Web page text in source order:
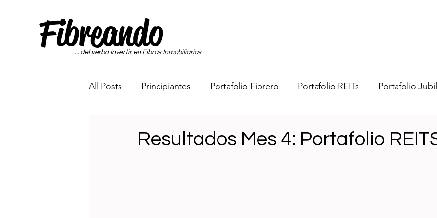
Fibreando
... del verbo Invertir en Fibras Inmobiliarias
All Posts Principiantes Portafolio Fibrero Portafolio REITs Portafolio
Resultados Mes 4: Portafolio